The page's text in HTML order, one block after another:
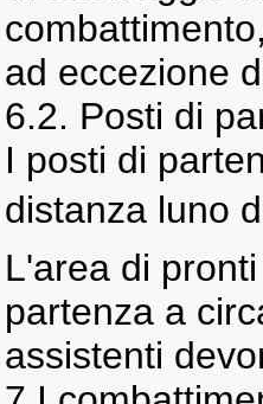
ad eccezione
6.2. Posti di
I posti di
distanza luno
L'area di
partenza a
assistenti